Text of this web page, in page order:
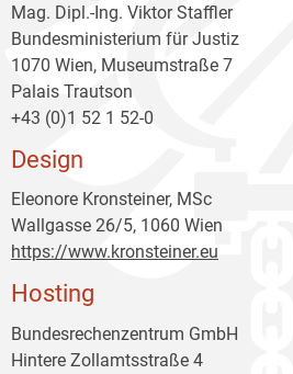
Mag. Dipl.-Ing. Viktor Staffler
Bundesministerium für Justiz
1070 Wien, Museumstraße 7
Palais Trautson
+43 (0)1 52 1 52-0
Design
Eleonore Kronsteiner, MSc
Wallgasse 26/5, 1060 Wien
https://www.kronsteiner.eu
Hosting
Bundesrechenzentrum GmbH
Hintere Zollamtsstraße 4